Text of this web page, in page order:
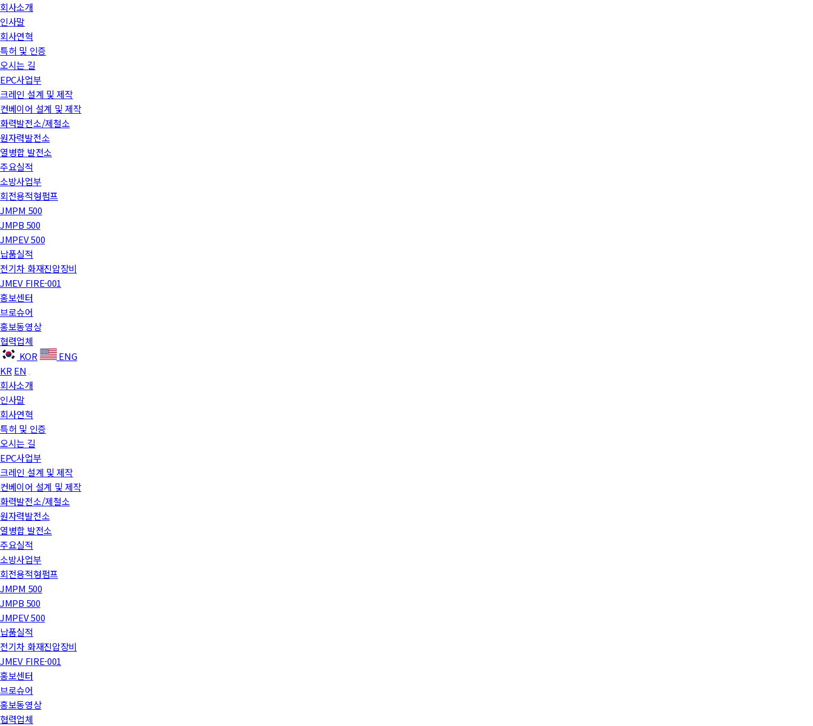
회사소개
인사말
회사연혁
특허 및 인증
오시는 길
EPC사업부
크레인 설계 및 제작
컨베이어 설계 및 제작
화력발전소/제철소
원자력발전소
열병합 발전소
주요실적
소방사업부
회전용적형펌프
JMPM 500
JMPB 500
JMPEV 500
납품실적
전기차 화재진압장비
JMEV FIRE-001
홍보센터
브로슈어
홍보동영상
협력업체
KOR
ENG
KR EN
회사소개
인사말
회사연혁
특허 및 인증
오시는 길
EPC사업부
크레인 설계 및 제작
컨베이어 설계 및 제작
화력발전소/제철소
원자력발전소
열병합 발전소
주요실적
소방사업부
회전용적형펌프
JMPM 500
JMPB 500
JMPEV 500
납품실적
전기차 화재진압장비
JMEV FIRE-001
홍보센터
브로슈어
홍보동영상
협력업체